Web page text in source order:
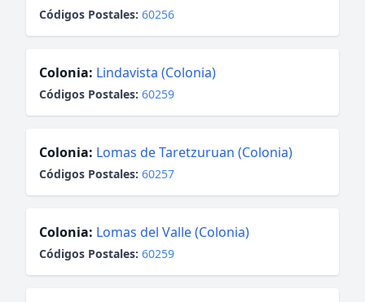
Códigos Postales: 60256
Colonia: Lindavista (Colonia)
Códigos Postales: 60259
Colonia: Lomas de Taretzuruan (Colonia)
Códigos Postales: 60257
Colonia: Lomas del Valle (Colonia)
Códigos Postales: 60259